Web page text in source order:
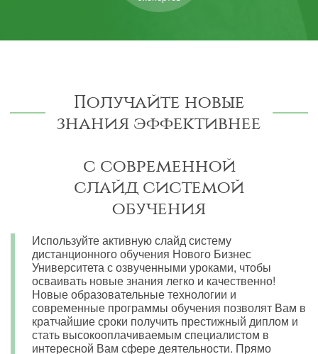
Получайте новые
знания эффективнее
с современной
слайд системой
обучения
Используйте активную слайд систему
дистанционного обучения Нового Бизнес
Университета с озвученными уроками, чтобы
осваивать новые знания легко и качественно!
Новые образовательные технологии и
современные программы обучения позволят Вам в
кратчайшие сроки получить престижный диплом и
стать высокооплачиваемым специалистом в
интересной Вам сфере деятельности. Прямо